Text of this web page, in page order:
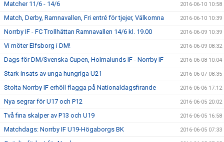
Matcher 11/6 - 14/6 2016-06-10 10:58
Match, Derby, Ramnavallen, Fri entré för tjejer, Välkomna 2016-06-10 10:39
Norrby IF - FC Trollhättan Ramnavallen 14/6 kl. 19.00 2016-06-09 10:39
Vi möter Elfsborg i DM! 2016-06-09 08:32
Dags för DM/Svenska Cupen, Holmalunds IF - Norrby IF 2016-06-08 10:04
Stark insats av unga hungriga U21 2016-06-07 08:35
Stolta Norrby IF erhöll flagga på Nationaldagsfirande 2016-06-06 17:12
Nya segrar för U17 och P12 2016-06-05 20:02
Två fina skalper av P13 och U19 2016-06-05 16:58
Matchdags: Norrby IF U19-Högaborgs BK 2016-06-05 07:33